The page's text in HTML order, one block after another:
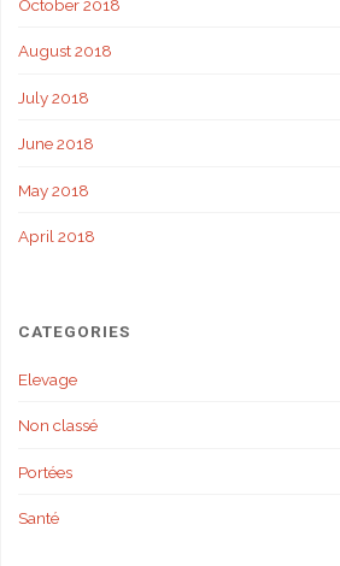
October 2018
August 2018
July 2018
June 2018
May 2018
April 2018
CATEGORIES
Elevage
Non classé
Portées
Santé